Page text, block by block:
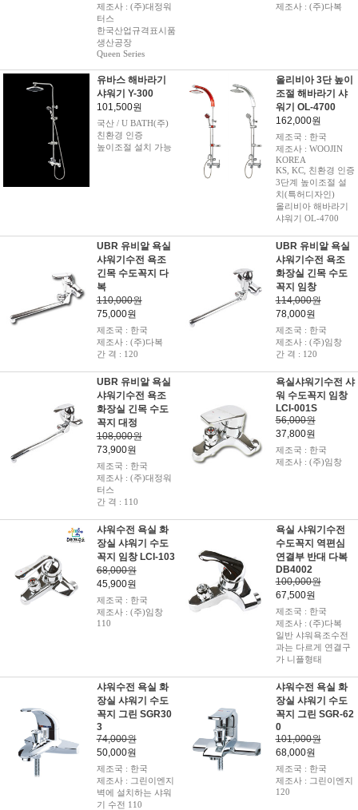
제조사 : (주)대정워
터스
한국산업규격표시품
생산공장
Queen Series
제조사 : (주)다복
유바스 해바라기
샤워기 Y-300
101,500원
국산 / U BATH(주)
친환경 인증
높이조절 설치 가능
올리비아 3단 높이
조절 해바라기 샤
워기 OL-4700
162,000원
제조국 : 한국
제조사 : WOOJIN
KOREA
KS, KC, 친환경 인증
3단계 높이조절 설
치(특허디자인)
올리비아 해바라기
샤워기 OL-4700
UBR 유비알 욕실
샤워기수전 욕조
긴목 수도꼭지 다
복
110,000원
75,000원
제조국 : 한국
제조사 : (주)다복
간 격 : 120
UBR 유비알 욕실
샤워기수전 욕조
화장실 긴목 수도
꼭지 임창
114,000원
78,000원
제조국 : 한국
제조사 : (주)임창
간 격 : 120
UBR 유비알 욕실
샤워기수전 욕조
화장실 긴목 수도
꼭지 대정
108,000원
73,900원
제조국 : 한국
제조사 : (주)대정워
터스
간 격 : 110
욕실샤워기수전 샤
워 수도꼭지 임창
LCI-001S
56,000원
37,800원
제조국 : 한국
제조사 : (주)임창
샤워수전 욕실 화
장실 샤워기 수도
꼭지 임창 LCI-103
68,000원
45,900원
제조국 : 한국
제조사 : (주)임창
110
욕실 샤워기수전
수도꼭지 역편심
연결부 반대 다복
DB4002
100,000원
67,500원
제조국 : 한국
제조사 : (주)다복
일반 샤워욕조수전
과는 다르게 연결구
가 니플형태
샤워수전 욕실 화
장실 샤워기 수도
꼭지 그린 SGR30
3
74,000원
50,000원
제조국 : 한국
제조사 : 그린이엔지
벽에 설치하는 샤워
기 수전 110
샤워수전 욕실 화
장실 샤워기 수도
꼭지 그린 SGR-62
0
101,000원
68,000원
제조국 : 한국
제조사 : 그린이엔지
120